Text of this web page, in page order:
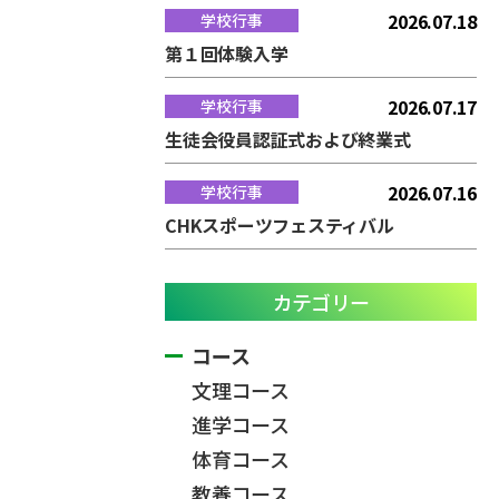
学校行事
2026.07.18
第１回体験入学
学校行事
2026.07.17
生徒会役員認証式および終業式
学校行事
2026.07.16
CHKスポーツフェスティバル
カテゴリー
コース
文理コース
進学コース
体育コース